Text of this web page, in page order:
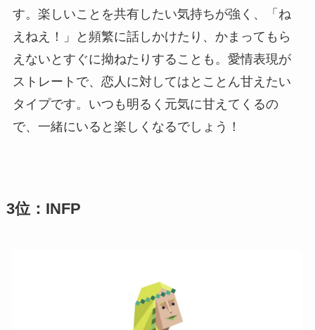
す。楽しいことを共有したい気持ちが強く、「ね
えねえ！」と頻繁に話しかけたり、かまってもら
えないとすぐに拗ねたりすることも。愛情表現が
ストレートで、恋人に対してはとことん甘えたい
タイプです。いつも明るく元気に甘えてくるの
で、一緒にいると楽しくなるでしょう！
3位：INFP